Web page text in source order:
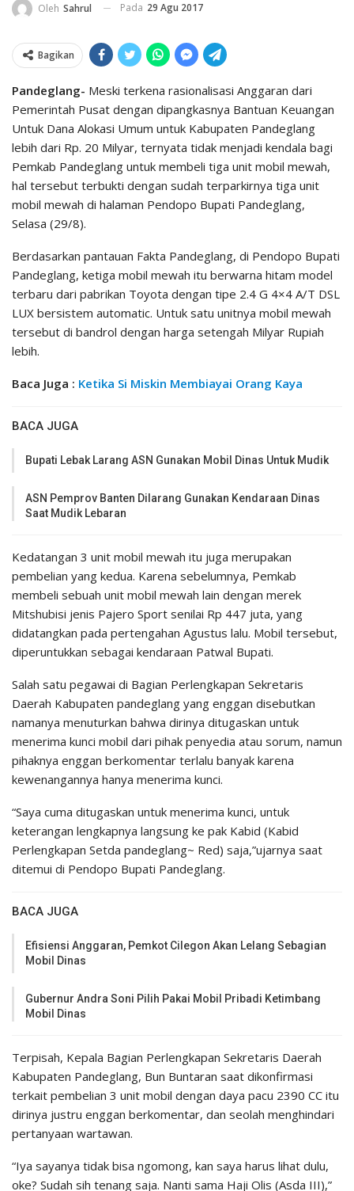
Oleh Sahrul Pada 29 Agu 2017
Bagikan
Pandeglang- Meski terkena rasionalisasi Anggaran dari
Pemerintah Pusat dengan dipangkasnya Bantuan Keuangan
Untuk Dana Alokasi Umum untuk Kabupaten Pandeglang
lebih dari Rp. 20 Milyar, ternyata tidak menjadi kendala bagi
Pemkab Pandeglang untuk membeli tiga unit mobil mewah,
hal tersebut terbukti dengan sudah terparkirnya tiga unit
mobil mewah di halaman Pendopo Bupati Pandeglang,
Selasa (29/8).
Berdasarkan pantauan Fakta Pandeglang, di Pendopo Bupati
Pandeglang, ketiga mobil mewah itu berwarna hitam model
terbaru dari pabrikan Toyota dengan tipe 2.4 G 4×4 A/T DSL
LUX bersistem automatic. Untuk satu unitnya mobil mewah
tersebut di bandrol dengan harga setengah Milyar Rupiah
lebih.
Baca Juga : Ketika Si Miskin Membiayai Orang Kaya
BACA JUGA
Bupati Lebak Larang ASN Gunakan Mobil Dinas Untuk Mudik
ASN Pemprov Banten Dilarang Gunakan Kendaraan Dinas
Saat Mudik Lebaran
Kedatangan 3 unit mobil mewah itu juga merupakan
pembelian yang kedua. Karena sebelumnya, Pemkab
membeli sebuah unit mobil mewah lain dengan merek
Mitshubisi jenis Pajero Sport senilai Rp 447 juta, yang
didatangkan pada pertengahan Agustus lalu. Mobil tersebut,
diperuntukkan sebagai kendaraan Patwal Bupati.
Salah satu pegawai di Bagian Perlengkapan Sekretaris
Daerah Kabupaten pandeglang yang enggan disebutkan
namanya menuturkan bahwa dirinya ditugaskan untuk
menerima kunci mobil dari pihak penyedia atau sorum, namun
pihaknya enggan berkomentar terlalu banyak karena
kewenangannya hanya menerima kunci.
“Saya cuma ditugaskan untuk menerima kunci, untuk
keterangan lengkapnya langsung ke pak Kabid (Kabid
Perlengkapan Setda pandeglang~ Red) saja,”ujarnya saat
ditemui di Pendopo Bupati Pandeglang.
BACA JUGA
Efisiensi Anggaran, Pemkot Cilegon Akan Lelang Sebagian
Mobil Dinas
Gubernur Andra Soni Pilih Pakai Mobil Pribadi Ketimbang
Mobil Dinas
Terpisah, Kepala Bagian Perlengkapan Sekretaris Daerah
Kabupaten Pandeglang, Bun Buntaran saat dikonfirmasi
terkait pembelian 3 unit mobil dengan daya pacu 2390 CC itu
dirinya justru enggan berkomentar, dan seolah menghindari
pertanyaan wartawan.
“Iya sayanya tidak bisa ngomong, kan saya harus lihat dulu,
oke? Sudah sih tenang saja. Nanti sama Haji Olis (Asda III),”